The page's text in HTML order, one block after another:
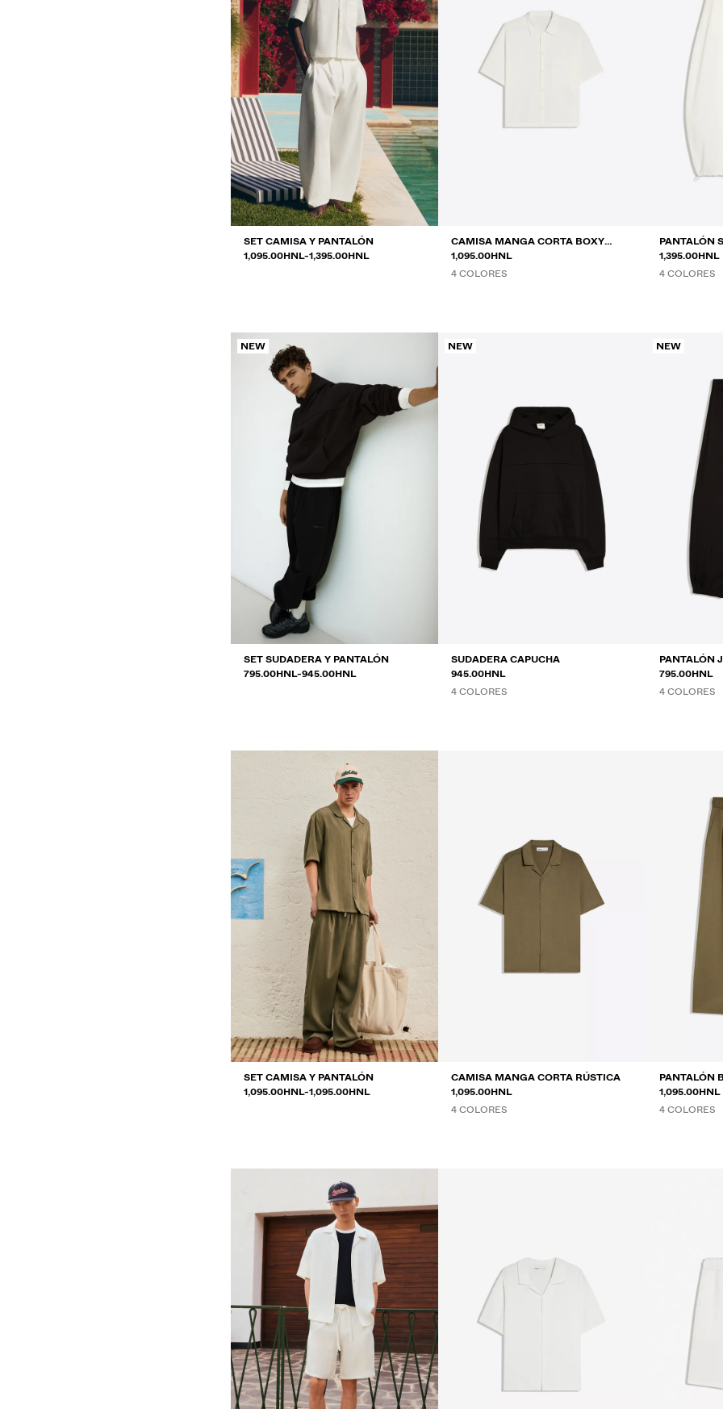
SET CAMISA Y PANTALÓN
RANGO DE PRECIOS ENTRE
1,095.00HNL
Y -1,395.00HNL
CAMISA MANGA CORTA BOXY
PLISADA
1,095.00HNL
4 COLORES
PANTALÓN
1,395.00HNL
4 COLORES
NEW
SET SUDADERA Y PANTALÓN
RANGO DE PRECIOS ENTRE
795.00HNL
Y -945.00HNL
NEW
SUDADERA CAPUCHA
945.00HNL
4 COLORES
NEW
PANTALÓN
795.00HNL
4 COLORES
SET CAMISA Y PANTALÓN
RANGO DE PRECIOS ENTRE
1,095.00HNL
Y -1,095.00HNL
CAMISA MANGA CORTA RÚSTICA
1,095.00HNL
4 COLORES
PANTALÓN
1,095.00HNL
4 COLORES